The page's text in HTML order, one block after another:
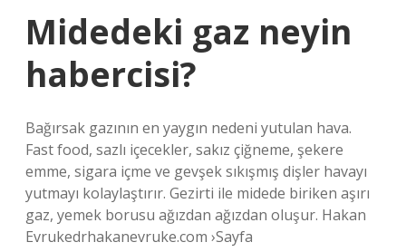
Midedeki gaz neyin
habercisi?
Bağırsak gazının en yaygın nedeni yutulan hava.
Fast food, sazlı içecekler, sakız çiğneme, şekere
emme, sigara içme ve gevşek sıkışmış dişler havayı
yutmayı kolaylaştırır. Gezirti ile midede biriken aşırı
gaz, yemek borusu ağızdan ağızdan oluşur. Hakan
Evrukedrhakanevruke.com ›Sayfa